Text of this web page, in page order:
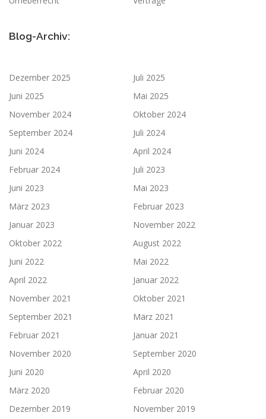
Blog-Archiv:
Dezember 2025
Juli 2025
Juni 2025
Mai 2025
November 2024
Oktober 2024
September 2024
Juli 2024
Juni 2024
April 2024
Februar 2024
Juli 2023
Juni 2023
Mai 2023
März 2023
Februar 2023
Januar 2023
November 2022
Oktober 2022
August 2022
Juni 2022
Mai 2022
April 2022
Januar 2022
November 2021
Oktober 2021
September 2021
März 2021
Februar 2021
Januar 2021
November 2020
September 2020
Juni 2020
April 2020
März 2020
Februar 2020
Dezember 2019
November 2019